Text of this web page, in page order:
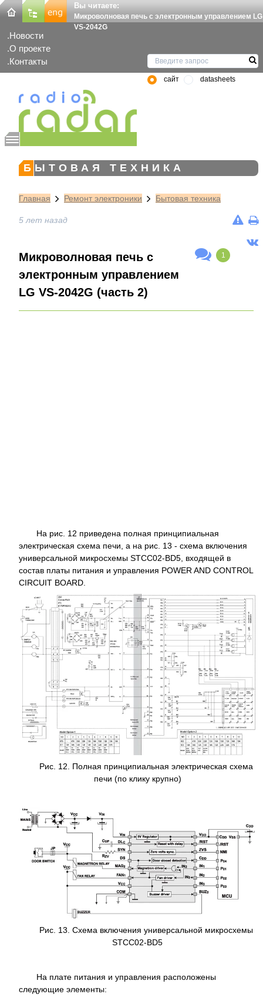
Вы читаете:
Микроволновая печь с электронным управлением LG
VS-2042G
Новости
О проекте
Контакты
сайт datasheets
БЫТОВАЯ ТЕХНИКА
Главная Ремонт электроники Бытовая техника
5 лет назад
Микроволновая печь с
электронным управлением
LG VS-2042G (часть 2)
1
На рис. 12 приведена полная принципиальная
электрическая схема печи, а на рис. 13 - схема включения
универсальной микросхемы STCC02-BD5, входящей в
состав платы питания и управления POWER AND CONTROL
CIRCUIT BOARD.
Рис. 12. Полная принципиальная электрическая схема
печи (по клику крупно)
Рис. 13. Схема включения универсальной микросхемы
STCC02-BD5
На плате питания и управления расположены
следующие элементы: